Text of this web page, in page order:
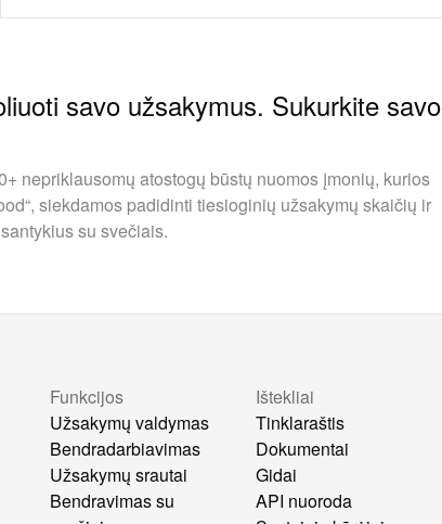
savo užsakymus. Sukurkite savo
nepriklausomų atostogų būstų nuomos įmonių, kurios
siekdamos padidinti tiesioginių užsakymų skaičių ir
su svečiais.
Funkcijos
Užsakymų valdymas
Bendradarbiavimas
Užsakymų srautai
Bendravimas su
Ištekliai
Tinklaraštis
Dokumentai
Gidai
API nuoroda